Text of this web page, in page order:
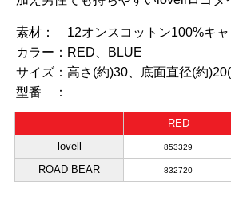
素材：
12オンスコットン100%キ
カラー： RED、BLUE
サイズ： 高さ(約)30、底面直径(約
型番 ：
RED
lovell
853329
ROAD BEAR 832720